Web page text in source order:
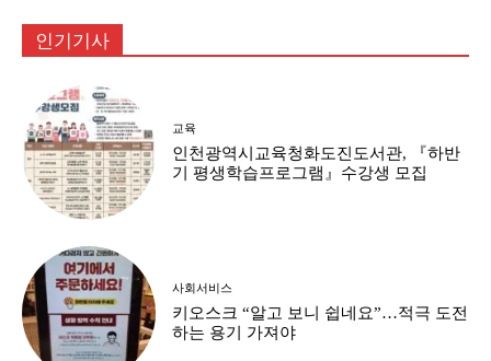
인기기사
교육
인천광역시교육청화도진도서관, 『하반
기 평생학습프로그램』수강생 모집
사회서비스
키오스크 “알고 보니 쉽네요”…적극 도전
하는 용기 가져야